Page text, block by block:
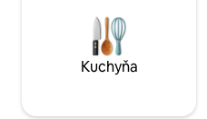
auto/kompaktné SUV) >
na objednávanie jedla/
taxíkov/automobilov (tuk-tuk) * Bez
prístupu autom)
Kuchyňa